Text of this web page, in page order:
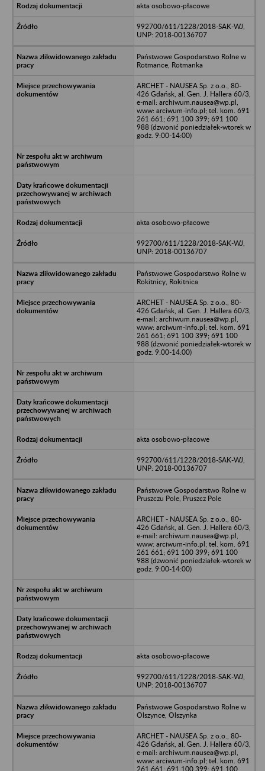
akta osobowo-płacowe
992700/611/1228/2018-SAK-WJ,
UNP: 2018-00136707
Państwowe Gospodarstwo Rolne w
Rotmance, Rotmanka
ARCHET - NAUSEA Sp. z o.o., 80-
426 Gdańsk, al. Gen. J. Hallera 60/3,
e-mail: archiwum.nausea@wp.pl,
www: arciwum-info.pl; tel. kom. 691
261 661; 691 100 399; 691 100
988 (dzwonić poniedziałek-wtorek w
godz. 9:00-14:00)
akta osobowo-płacowe
992700/611/1228/2018-SAK-WJ,
UNP: 2018-00136707
Państwowe Gospodarstwo Rolne w
Rokitnicy, Rokitnica
ARCHET - NAUSEA Sp. z o.o., 80-
426 Gdańsk, al. Gen. J. Hallera 60/3,
e-mail: archiwum.nausea@wp.pl,
www: arciwum-info.pl; tel. kom. 691
261 661; 691 100 399; 691 100
988 (dzwonić poniedziałek-wtorek w
godz. 9:00-14:00)
akta osobowo-płacowe
992700/611/1228/2018-SAK-WJ,
UNP: 2018-00136707
Państwowe Gospodarstwo Rolne w
Pruszczu Pole, Pruszcz Pole
ARCHET - NAUSEA Sp. z o.o., 80-
426 Gdańsk, al. Gen. J. Hallera 60/3,
e-mail: archiwum.nausea@wp.pl,
www: arciwum-info.pl; tel. kom. 691
261 661; 691 100 399; 691 100
988 (dzwonić poniedziałek-wtorek w
godz. 9:00-14:00)
akta osobowo-płacowe
992700/611/1228/2018-SAK-WJ,
UNP: 2018-00136707
Państwowe Gospodarstwo Rolne w
Olszynce, Olszynka
ARCHET - NAUSEA Sp. z o.o., 80-
426 Gdańsk, al. Gen. J. Hallera 60/3,
e-mail: archiwum.nausea@wp.pl,
www: arciwum-info.pl; tel. kom. 691
261 661; 691 100 399; 691 100